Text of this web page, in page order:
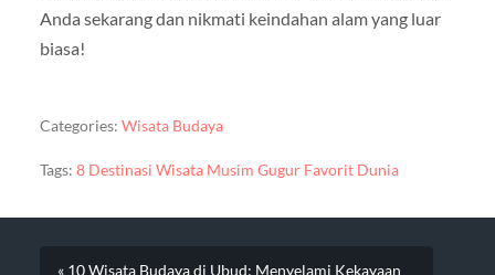
Anda sekarang dan nikmati keindahan alam yang luar
biasa!
Categories: Wisata Budaya
Tags: 8 Destinasi Wisata Musim Gugur Favorit Dunia
« 10 Wisata Budaya di Ubud: Menyelami Kekayaan